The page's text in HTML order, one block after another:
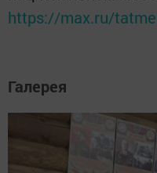
https://max.ru/
Галерея